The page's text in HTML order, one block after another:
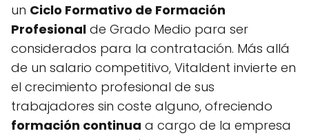
un Ciclo Formativo de Formación
Profesional de Grado Medio para ser
considerados para la contratación. Más allá
de un salario competitivo, Vitaldent invierte en
el crecimiento profesional de sus
trabajadores sin coste alguno, ofreciendo
formación continua a cargo de la empresa